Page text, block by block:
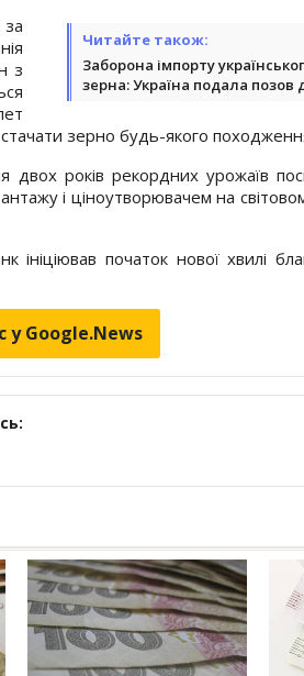
Читайте також:
Заборона імпорту
зерна: Україна подала позов
з
зерно будь-якого
двох років рекордних урожаїв
і ціноутворювачем на
початок нової хвилі
у Google.News